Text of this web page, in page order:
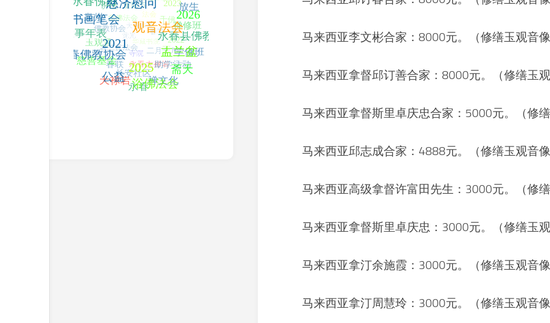
马来西亚李文彬合家：8000元。（修缮玉观音
马来西亚拿督邱订善合家：8000元。（修缮玉
马来西亚拿督斯里卓庆忠合家：5000元。（修
马来西亚邱志成合家：4888元。（修缮玉观音
马来西亚高级拿督许富田先生：3000元。（修
马来西亚拿督斯里卓庆忠：3000元。（修缮玉
马来西亚拿汀余施霞：3000元。（修缮玉观音
马来西亚拿汀周慧玲：3000元。（修缮玉观音